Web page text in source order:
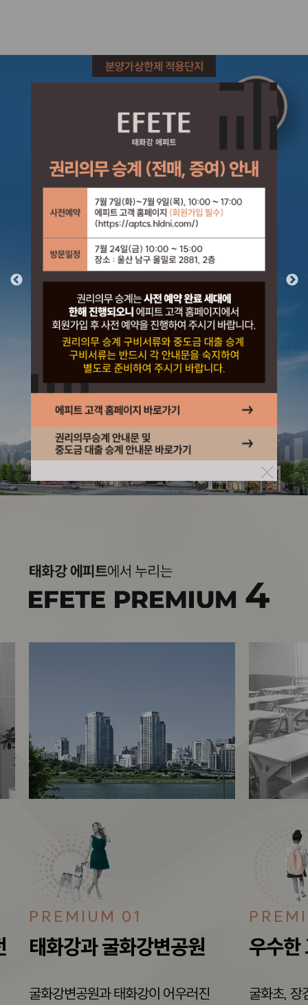
PREMIUM 01
태화강과 굴화강변공원
굴화강변공원과 태화강이 어우러진
우수한
굴화초, 장